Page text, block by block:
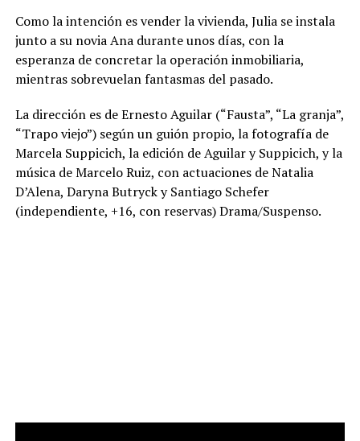
Como la intención es vender la vivienda, Julia se instala
junto a su novia Ana durante unos días, con la
esperanza de concretar la operación inmobiliaria,
mientras sobrevuelan fantasmas del pasado.
La dirección es de Ernesto Aguilar (“Fausta”, “La granja”,
“Trapo viejo”) según un guión propio, la fotografía de
Marcela Suppicich, la edición de Aguilar y Suppicich, y la
música de Marcelo Ruiz, con actuaciones de Natalia
D’Alena, Daryna Butryck y Santiago Schefer
(independiente, +16, con reservas) Drama/Suspenso.